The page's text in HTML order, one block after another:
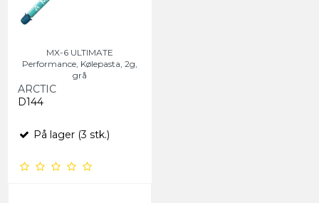
MX-6 ULTIMATE
Performance, Kølepasta, 2g,
grå
ARCTIC
D144
På lager (3 stk.)